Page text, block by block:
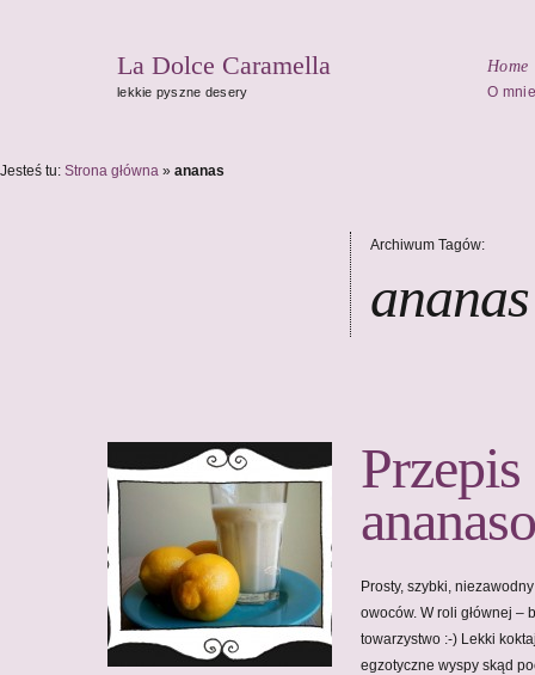
La Dolce Caramella
lekkie pyszne desery
Home
O mnie
Jesteś tu: Strona główna » ananas
Archiwum Tagów:
ananas
Prosty, szybki,
owoców. W roli głównej –
towarzystwo :-) Lekki
egzotyczne wyspy skąd